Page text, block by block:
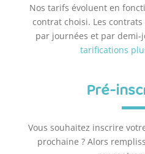
Nos tarifs évoluent en
contrat choisi. Les
par journées et par demi-
tarifications
Pré-
Vous souhaitez inscrire
prochaine ? Alors